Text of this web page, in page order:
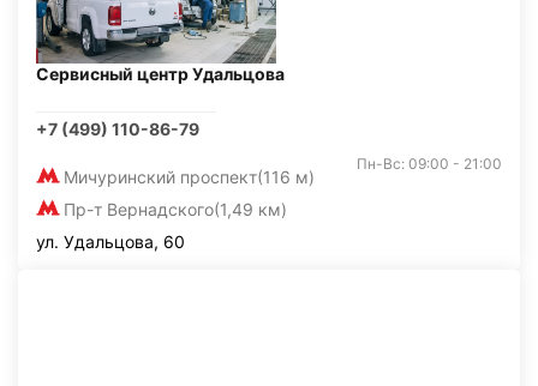
Сервисный центр Удальцова
+7 (499) 110-86-79
Мичуринский проспект(116 м)
Пр-т Вернадского(1,49 км)
Пн-Вс: 09:00 - 21:00
ул. Удальцова, 60